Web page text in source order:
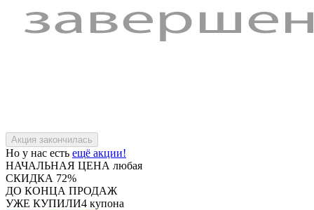
Но у нас есть ещё акции!
НАЧАЛЬНАЯ ЦЕНА любая
СКИДКА 72%
ДО КОНЦА ПРОДАЖ
УЖЕ КУПИЛИ4 купона